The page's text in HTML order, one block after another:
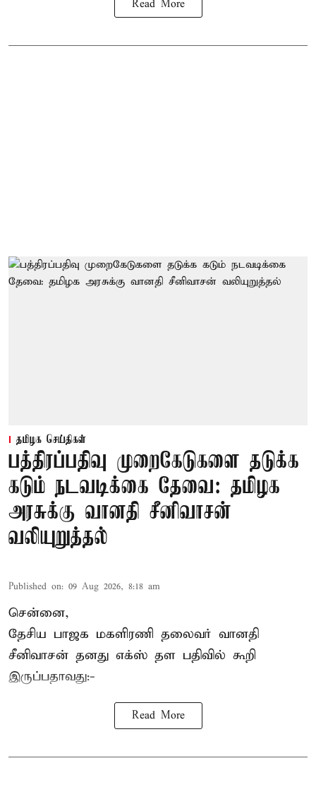
Read More
தமிழக செய்திகள்
பத்திரப்பதிவு முறைகேடுகளை தடுக்க
கடும் நடவடிக்கை தேவை: தமிழக
அரசுக்கு வானதி சீனிவாசன்
வலியுறுத்தல்
Published on: 09 Aug 2026, 8:18 am
சென்னை,
தேசிய பாஜக மகளிரணி தலைவர் வானதி
சீனிவாசன் தனது எக்ஸ் தள பதிவில் கூறி
இருப்பதாவது:-
Read More